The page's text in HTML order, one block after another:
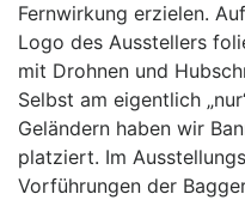
Fernwirkung erzielen.
Logo des Ausstellers
mit Drohnen und
Selbst am eigentlich
Geländern haben wir
platziert. Im
Vorführungen der